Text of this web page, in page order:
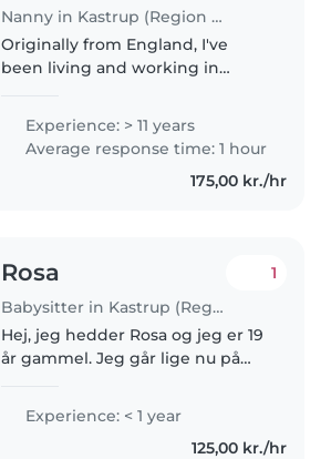
Nanny in Kastrup (Region Hovedstaden)
Originally from England, I've
been living and working in
childcare for 15 years - at a
nursery in London and as a
private nanny in Copenhagen.
Experience: > 11 years
Average response time: 1 hour
175,00 kr./hr
Rosa
Babysitter in Kastrup (Region Hovedstaden)
1
Hej, jeg hedder Rosa og jeg er 19
år gammel. Jeg går lige nu på
efter er job jeg kan have efter
skole og i weekender. Sidste år
Experience: < 1 year
125,00 kr./hr